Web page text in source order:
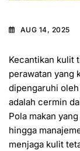
AUG 14, 2025
Kecantikan kulit
perawatan yang
dipengaruhi
adalah cermin
Pola makan
hingga
menjaga kulit